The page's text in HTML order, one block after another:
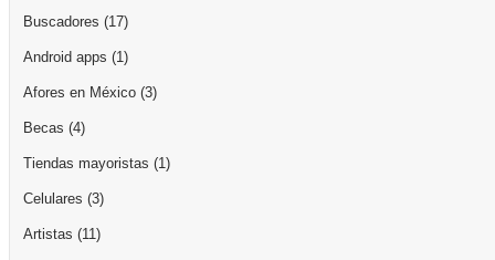
Buscadores (17)
Android apps (1)
Afores en México (3)
Becas (4)
Tiendas mayoristas (1)
Celulares (3)
Artistas (11)